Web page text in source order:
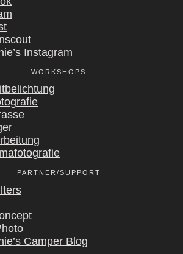
Insta­gram
WORK­SHOPS
PARTNER/SUPPORT
Cam­per Blog